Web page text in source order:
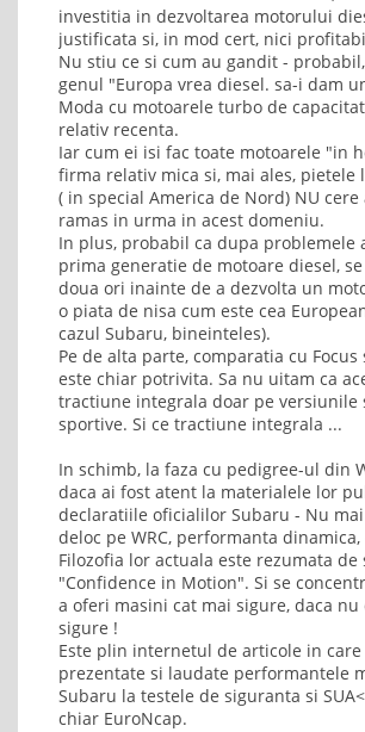
investitia in dezvoltarea motorului
justificata si, in mod cert, nici
Nu stiu ce si cum au gandit -
genul "Europa vrea diesel. sa-i dam
Moda cu motoarele turbo de
relativ recenta.
Iar cum ei isi fac toate motoarele "in
firma relativ mica si, mai ales, pietele
( in special America de Nord) NU cere
ramas in urma in acest domeniu.
In plus, probabil ca dupa problemele
prima generatie de motoare diesel,
doua ori inainte de a dezvolta un
o piata de nisa cum este cea
cazul Subaru, bineinteles).
Pe de alta parte, comparatia cu Focus
este chiar potrivita. Sa nu uitam ca
tractiune integrala doar pe versiunile
sportive. Si ce tractiune integrala ...
In schimb, la faza cu pedigree-ul din
daca ai fost atent la materialele lor
declaratiile oficialilor Subaru - Nu
deloc pe WRC, performanta dinamica,
Filozofia lor actuala este rezumata de
"Confidence in Motion". Si se
a oferi masini cat mai sigure, daca nu
sigure !
Este plin internetul de articole in
prezentate si laudate performantele
Subaru la testele de siguranta si
chiar EuroNcap.